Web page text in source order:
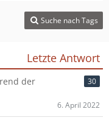
Suche nach Tags
Letzte Antwort
der
30
6. April 2022